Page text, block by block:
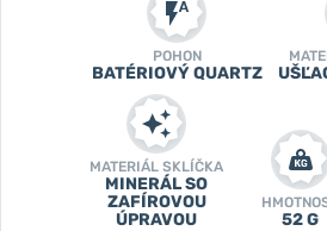
POHON
BATÉRIOVÝ QUARTZ
MATERIÁL SKLÍČKA
MINERÁL SO
ZAFÍROVOU
ÚPRAVOU
52 G